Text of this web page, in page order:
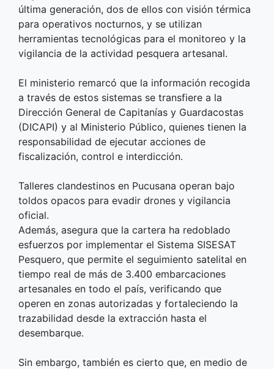
última generación, dos de ellos con visión térmica
para operativos nocturnos, y se utilizan
herramientas tecnológicas para el monitoreo y la
vigilancia de la actividad pesquera artesanal.
El ministerio remarcó que la información recogida
a través de estos sistemas se transfiere a la
Dirección General de Capitanías y Guardacostas
(DICAPI) y al Ministerio Público, quienes tienen la
responsabilidad de ejecutar acciones de
fiscalización, control e interdicción.
Talleres clandestinos en Pucusana operan bajo
toldos opacos para evadir drones y vigilancia
oficial.
Además, asegura que la cartera ha redoblado
esfuerzos por implementar el Sistema SISESAT
Pesquero, que permite el seguimiento satelital en
tiempo real de más de 3.400 embarcaciones
artesanales en todo el país, verificando que
operen en zonas autorizadas y fortaleciendo la
trazabilidad desde la extracción hasta el
desembarque.
Sin embargo, también es cierto que, en medio de